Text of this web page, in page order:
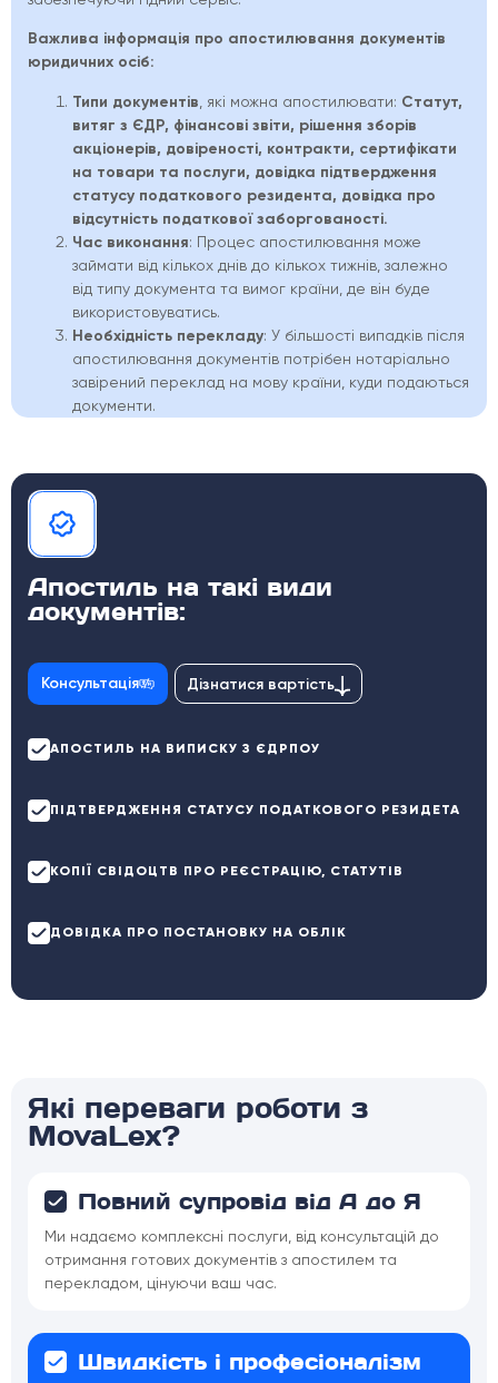
Важлива інформація про апостилювання документів
юридичних осіб:
Типи документів , які можна апостилювати: Статут,
витяг з ЄДР, фінансові звіти, рішення зборів
акціонерів, довіреності, контракти, сертифікати
на товари та послуги, довідка підтвердження
статусу податкового резидента, довідка про
відсутність податкової заборгованості.
Час виконання: Процес апостилювання може
займати від кількох днів до кількох тижнів, залежно
від типу документа та вимог країни, де він буде
використовуватись.
Необхідність перекладу: У більшості випадків після
апостилювання документів потрібен нотаріально
завірений переклад на мову країни, куди подаються
документи.
Апостиль на такі види
документів:
Консультація Дізнатися вартість
АПОСТИЛЬ НА ВИПИСКУ З ЄДРПОУ
ПІДТВЕРДЖЕННЯ СТАТУСУ ПОДАТКОВОГО РЕЗИДЕТА
КОПІЇ СВІДОЦТВ ПРО РЕЄСТРАЦІЮ, СТАТУТІВ
ДОВІДКА ПРО ПОСТАНОВКУ НА ОБЛІК
Які переваги роботи з
MovaLex?
Повний супровід від А до Я
Ми надаємо комплексні послуги, від консультацій до
отримання готових документів з апостилем та
перекладом, цінуючи ваш час.
Швидкість і професіоналізм